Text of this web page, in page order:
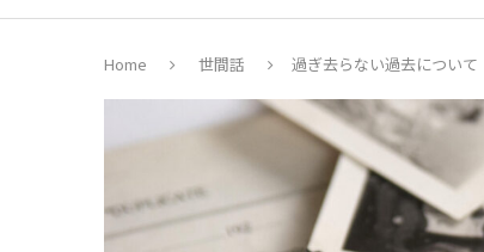
Home 世間話 過ぎ去らない過去について